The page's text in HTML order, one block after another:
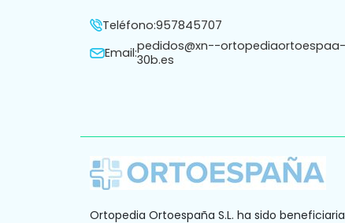
Teléfono:957845707
Email:pedidos@xn--ortopediaortoespaa-
30b.es
Ortopedia Ortoespaña S.L. ha sido